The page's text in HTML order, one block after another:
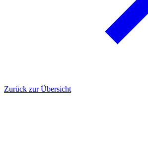
Zurück zur Übersicht